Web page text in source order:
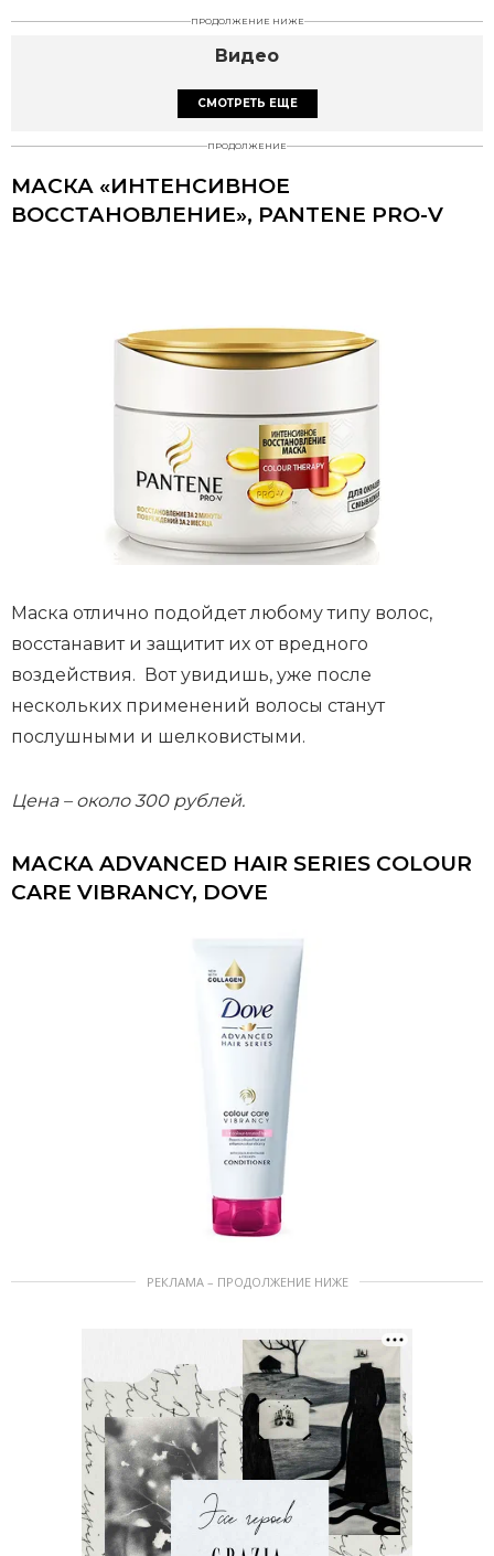
ПРОДОЛЖЕНИЕ НИЖЕ
Видео
СМОТРЕТЬ ЕЩЕ
ПРОДОЛЖЕНИЕ
МАСКА «ИНТЕНСИВНОЕ
ВОССТАНОВЛЕНИЕ», PANTENE PRO-V
Маска отлично подойдет любому типу волос,
восстанавит и защитит их от вредного
воздействия. Вот увидишь, уже после
нескольких применений волосы станут
послушными и шелковистыми.
Цена – около 300 рублей.
МАСКА ADVANCED HAIR SERIES COLOUR
CARE VIBRANCY, DOVE
РЕКЛАМА – ПРОДОЛЖЕНИЕ НИЖЕ